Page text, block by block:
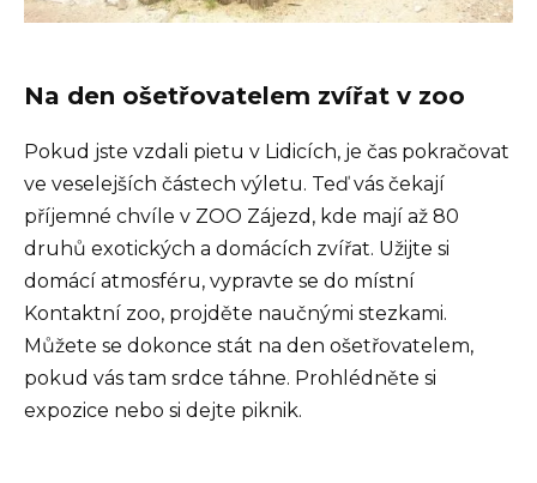
Na den ošetřovatelem zvířat v zoo
Pokud jste vzdali pietu v Lidicích, je čas pokračovat
ve veselejších částech výletu. Teď vás čekají
příjemné chvíle v ZOO Zájezd, kde mají až 80
druhů exotických a domácích zvířat. Užijte si
domácí atmosféru, vypravte se do místní
Kontaktní zoo, projděte naučnými stezkami.
Můžete se dokonce stát na den ošetřovatelem,
pokud vás tam srdce táhne. Prohlédněte si
expozice nebo si dejte piknik.